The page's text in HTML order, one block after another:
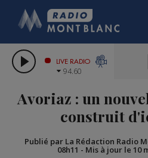
LES CHRONIQUES
CITIZEN
GRAND MASSIF
COMPAGNIE DU
LIVE RADIO
94.60
Avoriaz : un
construit
Publié par La Rédaction Radio
08h11 - Mis à jour le 10